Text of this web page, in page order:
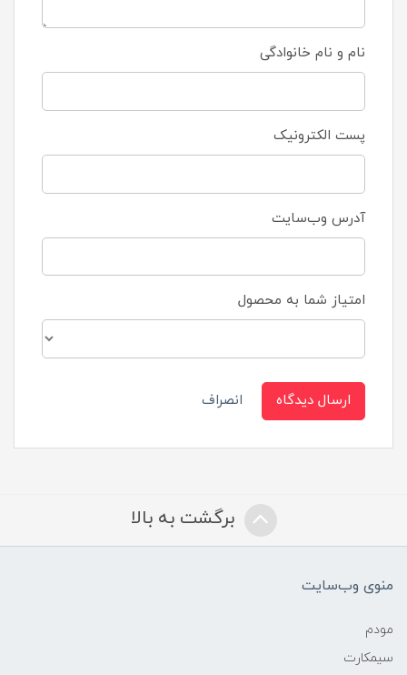
نام و نام خانوادگی
پست الکترونیک
آدرس وب‌سایت
امتیاز شما به محصول
ارسال دیدگاه انصراف
برگشت به بالا
منوی وب‌سایت
مودم
سیمکارت